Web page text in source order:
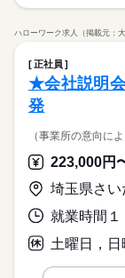
正社員登用
募集条件
勤務先公開
WEB登録
就業時間・曜日
残10未満
土
働き方・環境
在宅ワーク
ブランクOK
駅5分以内
少
9：00～18：00
年末年始６日、
働く人の待遇向
20代活躍
正社員登用
募集条件
勤務先公開
WEB登録
就業時間・曜日
働き方・環境
在宅ワーク
ブランクOK
駅5分以内
少
にご応募くださ
給与 月給
交通費全額支給
期間・時間 長
9：00～18：00 ※
休日・休暇
土曜 日曜 祝日
年末年始６日、
ハローワーク求人（掲載元：
正社員
★会社説明
発
（事業所の意向に
埼玉県さい
就業時間
土曜日，